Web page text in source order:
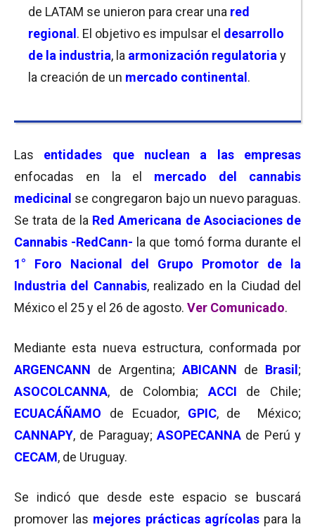
de LATAM se unieron para crear una red
regional . El objetivo es impulsar el desarrollo
de la industria, la armonización regulatoria y
la creación de un mercado continental .
Las entidades que nuclean a las empresas
enfocadas en la el mercado del cannabis
medicinal se congregaron bajo un nuevo paraguas.
Se trata de la Red Americana de Asociaciones de
Cannabis -RedCann- la que tomó forma durante el
1° Foro Nacional del Grupo Promotor de la
Industria del Cannabis, realizado en la Ciudad del
México el 25 y el 26 de agosto. Ver Comunicado.
Mediante esta nueva estructura, conformada por
ARGENCANN de Argentina; ABICANN de Brasil ;
ASOCOLCANNA, de Colombia; ACCI de Chile;
ECUACÁÑAMO de Ecuador, GPIC, de México;
CANNAPY, de Paraguay; ASOPECANNA de Perú y
CECAM, de Uruguay.
Se indicó que desde este espacio se buscará
promover las mejores prácticas agrícolaspara la